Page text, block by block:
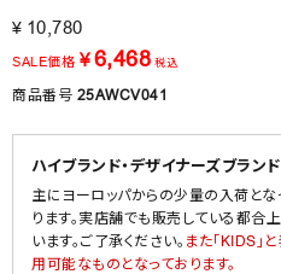
¥ 10,780
SALE価格 ¥ 6,468 税込
商品番号 25AWCV041
ハイブランド・デザイナーズブラン
主にヨーロッパからの少量の入荷とな
ります。実店舗でも販売している都合
います。ご了承ください。 また「KIDS」
用可能なものとなっております。